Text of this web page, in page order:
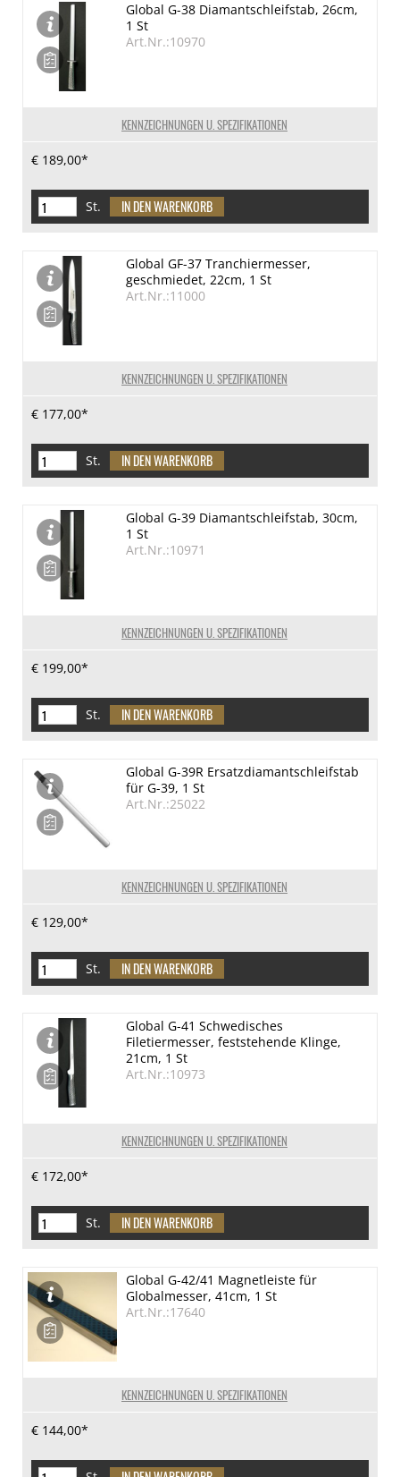
KENNZEICHNUNGEN U. SPEZIFIKATIONEN
Global G-38 Diamantschleifstab, 26cm,
1 St
Art.Nr.:10970
€ 189,00*
St.
KENNZEICHNUNGEN U. SPEZIFIKATIONEN
Global GF-37 Tranchiermesser,
geschmiedet, 22cm, 1 St
Art.Nr.:11000
€ 177,00*
St.
KENNZEICHNUNGEN U. SPEZIFIKATIONEN
Global G-39 Diamantschleifstab, 30cm,
1 St
Art.Nr.:10971
€ 199,00*
St.
KENNZEICHNUNGEN U. SPEZIFIKATIONEN
Global G-39R Ersatzdiamantschleifstab
für G-39, 1 St
Art.Nr.:25022
€ 129,00*
St.
KENNZEICHNUNGEN U. SPEZIFIKATIONEN
Global G-41 Schwedisches
Filetiermesser, feststehende Klinge,
21cm, 1 St
Art.Nr.:10973
€ 172,00*
St.
KENNZEICHNUNGEN U. SPEZIFIKATIONEN
Global G-42/41 Magnetleiste für
Globalmesser, 41cm, 1 St
Art.Nr.:17640
€ 144,00*